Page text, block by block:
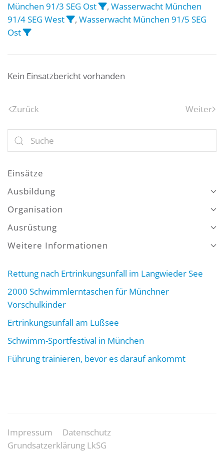
München 91/3 SEG Ost
, Wasserwacht München
91/4 SEG West
, Wasserwacht München 91/5 SEG
Ost
Kein Einsatzbericht vorhanden
Zurück Weiter
Einsätze
Ausbildung
Organisation
Ausrüstung
Weitere Informationen
Rettung nach Ertrinkungsunfall im Langwieder See
2000 Schwimmlerntaschen für Münchner
Vorschulkinder
Ertrinkungsunfall am Lußsee
Schwimm-Sportfestival in München
Führung trainieren, bevor es darauf ankommt
Impressum
Datenschutz
Grundsatzerklärung LkSG